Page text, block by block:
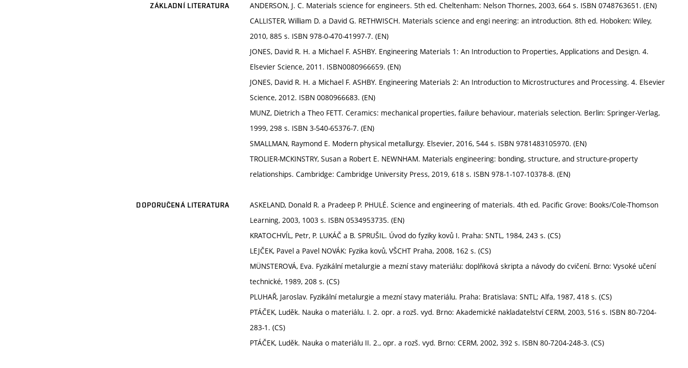
ZÁKLADNÍ LITERATURA
ANDERSON, J. C. Materials science for engineers. 5th ed. Cheltenham: Nelson Thornes, 2003, 664 s. ISBN 0748763651. (EN)
CALLISTER, William D. a David G. RETHWISCH. Materials science and engi neering: an introduction. 8th ed. Hoboken: Wiley,
2010, 885 s. ISBN 978-0-470-41997-7. (EN)
JONES, David R. H. a Michael F. ASHBY. Engineering Materials 1: An Introduction to Properties, Applications and Design. 4.
Elsevier Science, 2011. ISBN0080966659. (EN)
JONES, David R. H. a Michael F. ASHBY. Engineering Materials 2: An Introduction to Microstructures and Processing. 4. Elsevier
Science, 2012. ISBN 0080966683. (EN)
MUNZ, Dietrich a Theo FETT. Ceramics: mechanical properties, failure behaviour, materials selection. Berlin: Springer-Verlag,
1999, 298 s. ISBN 3-540-65376-7. (EN)
SMALLMAN, Raymond E. Modern physical metallurgy. Elsevier, 2016, 544 s. ISBN 9781483105970. (EN)
TROLIER-MCKINSTRY, Susan a Robert E. NEWNHAM. Materials engineering: bonding, structure, and structure-property
relationships. Cambridge: Cambridge University Press, 2019, 618 s. ISBN 978-1-107-10378-8. (EN)
DOPORUČENÁ LITERATURA
ASKELAND, Donald R. a Pradeep P. PHULÉ. Science and engineering of materials. 4th ed. Pacific Grove: Books/Cole-Thomson
Learning, 2003, 1003 s. ISBN 0534953735. (EN)
KRATOCHVÍL, Petr, P. LUKÁČ a B. SPRUŠIL. Úvod do fyziky kovů I. Praha: SNTL, 1984, 243 s. (CS)
LEJČEK, Pavel a Pavel NOVÁK: Fyzika kovů, VŠCHT Praha, 2008, 162 s. (CS)
MÜNSTEROVÁ, Eva. Fyzikální metalurgie a mezní stavy materiálu: doplňková skripta a návody do cvičení. Brno: Vysoké učení
technické, 1989, 208 s. (CS)
PLUHAŘ, Jaroslav. Fyzikální metalurgie a mezní stavy materiálu. Praha: Bratislava: SNTL; Alfa, 1987, 418 s. (CS)
PTÁČEK, Luděk. Nauka o materiálu. I. 2. opr. a rozš. vyd. Brno: Akademické nakladatelství CERM, 2003, 516 s. ISBN 80-7204-
283-1. (CS)
PTÁČEK, Luděk. Nauka o materiálu II. 2., opr. a rozš. vyd. Brno: CERM, 2002, 392 s. ISBN 80-7204-248-3. (CS)